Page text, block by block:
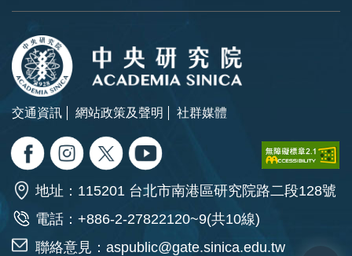
交通資訊 網站政策及聲明 社群媒體
地址：115201 台北市南港區研究院路二段128號
電話：+886-2-27822120~9(共10線)
聯絡意見： aspublic@gate.sinica.edu.tw